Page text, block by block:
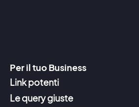
Per il tuo Business
Link potenti
Le query giuste